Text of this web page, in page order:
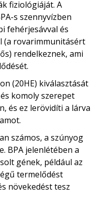
fiziológiáját. A
s szennyvízben
fehérjesávval és
(a rovarimmunitásért
rendelkeznek, ami
(20HE) kiválasztását
komoly szerepet
és ez lerövidíti a lárva
számos, a szúnyog
BPA jelenlétében a
gének, például az
termelődést
növekedést tesz